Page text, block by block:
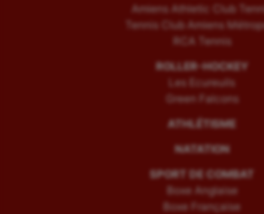
Amiens Athletic Club
Tennis Club Amiens
RCA Tennis
ROLLER-HOCKEY
Les Ecureuils
Green Falcons
ATHLÉTISME
NATATION
SPORT DE COMBAT
Boxe Anglaise
Boxe Française